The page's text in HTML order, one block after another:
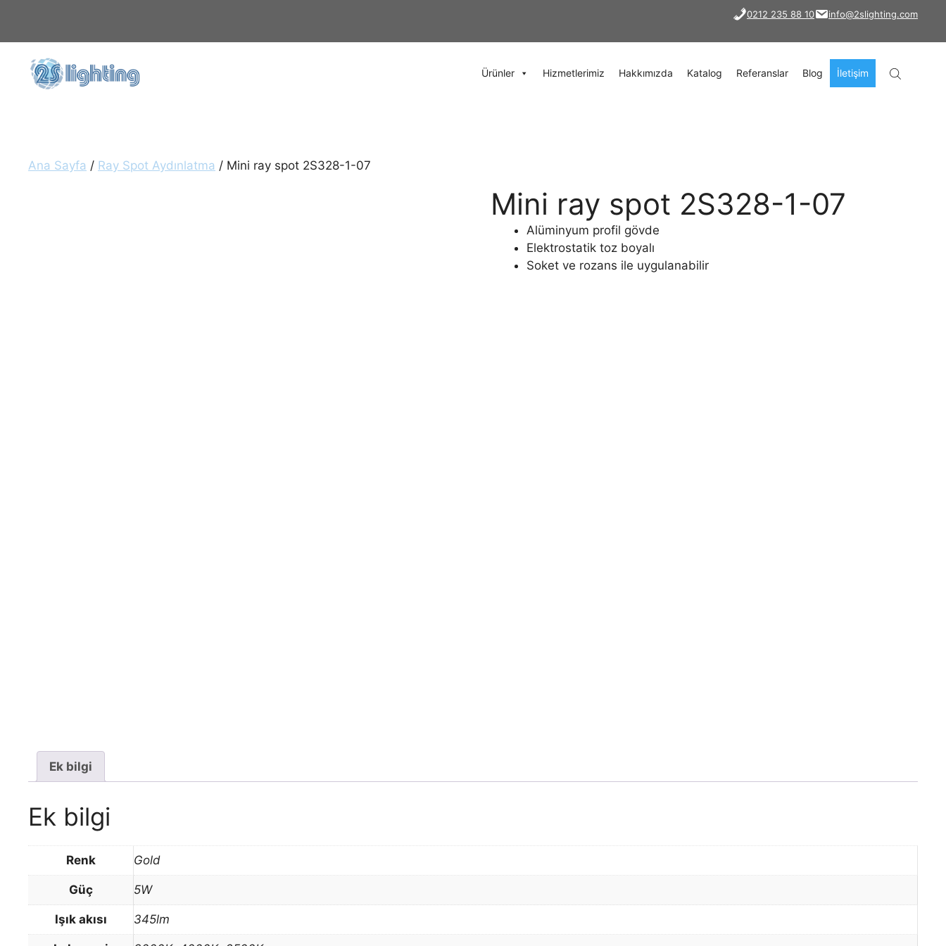
info@2slighting.com
0212 235 88 10
Ürünler Hizmetlerimiz Hakkımızda Katalog Referanslar Blog İletişim
Ana Sayfa / Ray Spot Aydınlatma / Mini ray spot 2S328-1-07
Mini ray spot 2S328-1-07
Alüminyum profil gövde
Elektrostatik toz boyalı
Soket ve rozans ile uygulanabilir
Ek bilgi
Ek bilgi
Renk Gold
Güç 5W
Işık akısı 345lm